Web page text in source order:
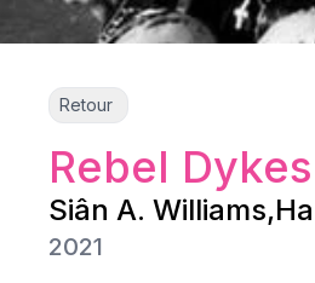
Retour
Rebel Dykes
Siân A. Williams,
2021